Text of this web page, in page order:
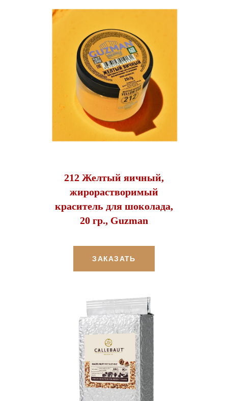
212 Желтый яичный,
жирорастворимый
краситель для шоколада,
20 гр., Guzman
ЗАКАЗАТЬ